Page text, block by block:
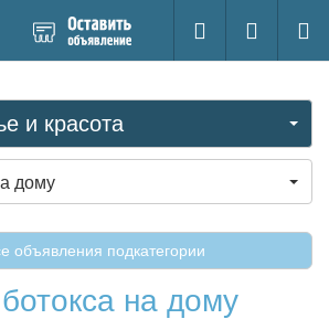
новое
Поиск
Вход на
и красота
дому
объявления подкатегории
на дому